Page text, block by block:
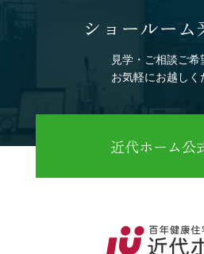
ショールー
見学・ご相談ご希
お気軽にお越しく
近代ホーム公